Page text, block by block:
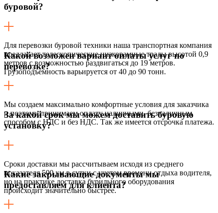
буровой?
Для перевозки буровой техники наша транспортная компания
предлагает телескопические низкорамные тралы высотой 0,9
метров с возможностью раздвигаться до 19 метров.
Грузоподъемность варьируется от 40 до 90 тонн.
Какой возможен вариант оплаты услуг по
перевозке?
Мы создаем максимально комфортные условия для заказчика
и поэтому принимаем оплату наличными, безналичным
способом с НДС и без НДС. Так же имеется отсрочка платежа.
За какой срок мы можем доставить буровую
установку?
Сроки доставки мы рассчитываем исходя из среднего
показателя 500 км в сутки с учетом времени отдыха водителя,
но на практике доставка бурильного оборудования
происходит значительно быстрее.
Какие закрывающие документы мы
предоставляем для клиента?